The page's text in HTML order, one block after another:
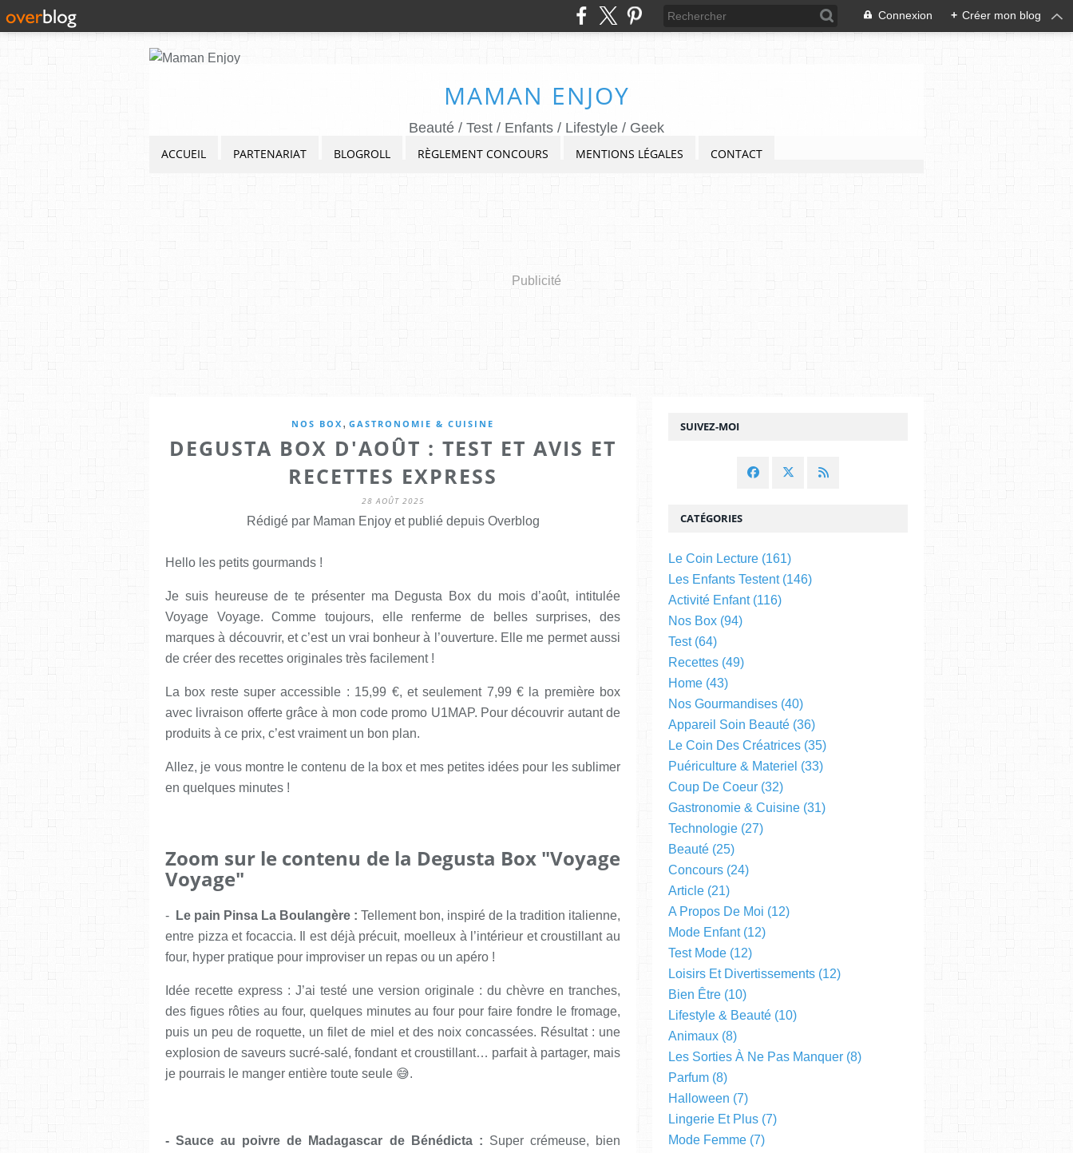
Connexion + Créer mon blog
MAMAN ENJOY
Beauté / Test / Enfants / Lifestyle / Geek
ACCUEIL PARTENARIAT BLOGROLL RÈGLEMENT CONCOURS MENTIONS LÉGALES CONTACT
Publicité
NOS BOX , GASTRONOMIE & CUISINE
DEGUSTA BOX D'AOÛT : TEST ET AVIS ET
RECETTES EXPRESS
28 AOÛT 2025
Rédigé par Maman Enjoy et publié depuis Overblog
Hello les petits gourmands !
Je suis heureuse de te présenter ma Degusta Box du mois d’août, intitulée
Voyage Voyage. Comme toujours, elle renferme de belles surprises, des
marques à découvrir, et c’est un vrai bonheur à l’ouverture. Elle me permet aussi
de créer des recettes originales très facilement !
La box reste super accessible : 15,99 €, et seulement 7,99 € la première box
avec livraison offerte grâce à mon code promo U1MAP. Pour découvrir autant de
produits à ce prix, c’est vraiment un bon plan.
Allez, je vous montre le contenu de la box et mes petites idées pour les sublimer
en quelques minutes !
Zoom sur le contenu de la Degusta Box "Voyage
Voyage"
- Le pain Pinsa La Boulangère : Tellement bon, inspiré de la tradition italienne,
entre pizza et focaccia. Il est déjà précuit, moelleux à l’intérieur et croustillant au
four, hyper pratique pour improviser un repas ou un apéro !
Idée recette express : J’ai testé une version originale : du chèvre en tranches,
des figues rôties au four, quelques minutes au four pour faire fondre le fromage,
puis un peu de roquette, un filet de miel et des noix concassées. Résultat : une
explosion de saveurs sucré-salé, fondant et croustillant… parfait à partager, mais
je pourrais le manger entière toute seule 😅.
- Sauce au poivre de Madagascar de Bénédicta : Super crémeuse, bien
SUIVEZ-MOI
CATÉGORIES
Le Coin Lecture (161)
Les Enfants Testent(146)
Activité Enfant(116)
Nos Box (94)
Test(64)
Recettes (49)
Home (43)
Nos Gourmandises (40)
Appareil Soin Beauté (36)
Le Coin Des Créatrices (35)
Puériculture & Materiel (33)
Coup De Coeur (32)
Gastronomie & Cuisine (31)
Technologie (27)
Beauté (25)
Concours (24)
Article (21)
A Propos De Moi (12)
Mode Enfant(12)
Test Mode (12)
Loisirs Et Divertissements (12)
Bien Être (10)
Lifestyle & Beauté (10)
Animaux (8)
Les Sorties À Ne Pas Manquer (8)
Parfum (8)
Halloween (7)
Lingerie Et Plus (7)
Mode Femme (7)